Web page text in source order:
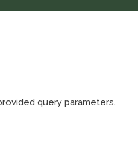
query parameters.